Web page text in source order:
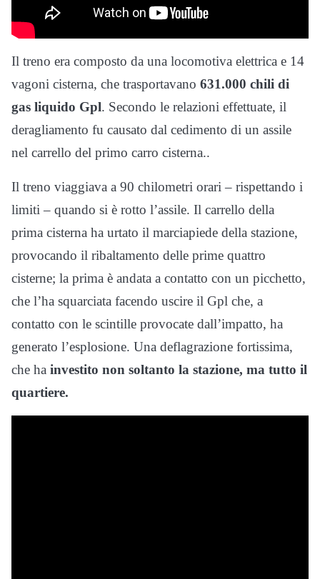
Il treno era composto da una locomotiva elettrica e 14
vagoni cisterna, che trasportavano 631.000 chili di
gas liquido Gpl. Secondo le relazioni effettuate, il
deragliamento fu causato dal cedimento di un assile
nel carrello del primo carro cisterna..
Il treno viaggiava a 90 chilometri orari – rispettando i
limiti – quando si è rotto l’assile. Il carrello della
prima cisterna ha urtato il marciapiede della stazione,
provocando il ribaltamento delle prime quattro
cisterne; la prima è andata a contatto con un picchetto,
che l’ha squarciata facendo uscire il Gpl che, a
contatto con le scintille provocate dall’impatto, ha
generato l’esplosione. Una deflagrazione fortissima,
che ha investito non soltanto la stazione, ma tutto il
quartiere.